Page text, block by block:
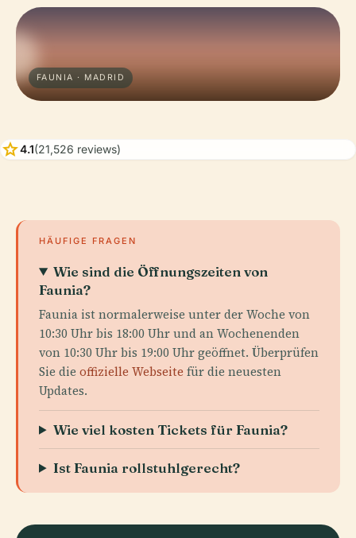
FAUNIA · MADRID
star4.1(21,526 reviews)
HÄUFIGE FRAGEN
Wie sind die Öffnungszeiten von
Faunia?
Faunia ist normalerweise unter der Woche von
10:30 Uhr bis 18:00 Uhr und an Wochenenden
von 10:30 Uhr bis 19:00 Uhr geöffnet. Überprüfen
Sie die offizielle Webseite für die neuesten
Updates.
Wie viel kosten Tickets für Faunia?
Ist Faunia rollstuhlgerecht?